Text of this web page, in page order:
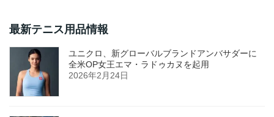
最新テニス用品情報
ユニクロ、新グローバルブランドアンバサダーに
全米OP女王エマ・ラドゥカヌを起用
2026年2月24日